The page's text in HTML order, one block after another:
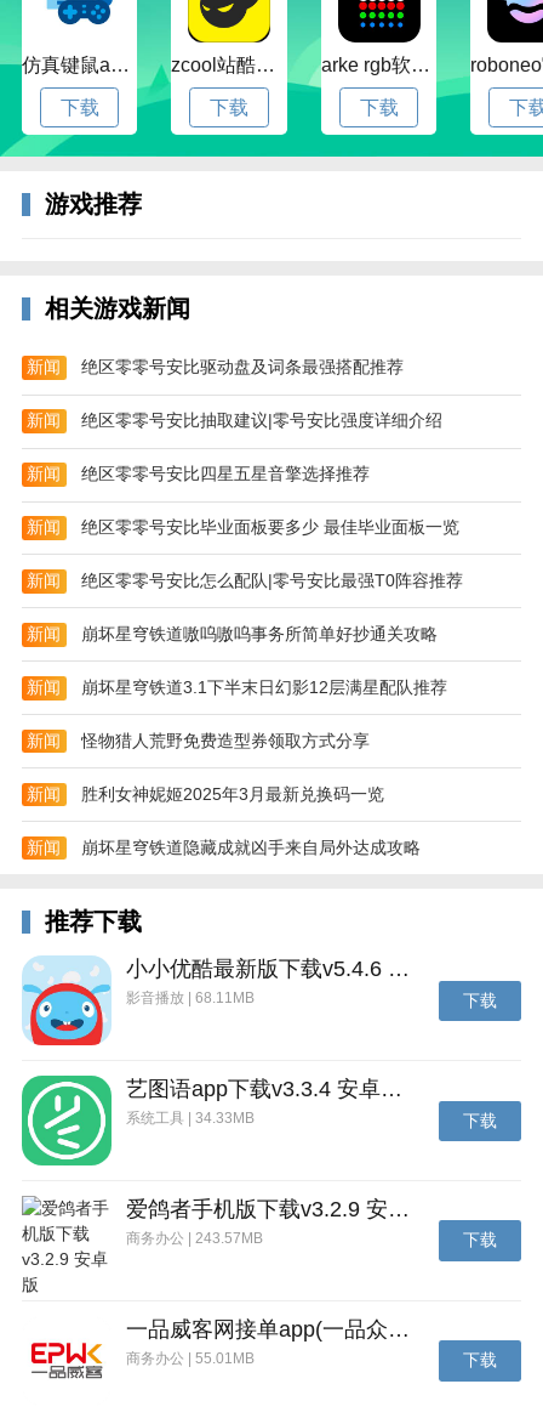
战双帕弥什国服最新版特色亮点
·绚丽科幻的画面大大的开阔了玩家们的想象力，带来
新的视觉体验。
·植入强大的电子芯片，让你的机甲美少女战士拥有无
法匹敌的战斗力。
·二次元末日题材的机甲格斗游戏，拥有着许多的美少
女角色供你选择。
·运用你的智慧，研究出计算机病毒的弱点，然后有针
·不断升级改造你的机甲战士，病毒是不断进化的，所
以你也要不断的变强。
游戏玩法
1、主线任务：
战双帕弥什的世界观非常宏大，主线剧情以及支线剧情
可以边欣赏剧情边完成任务，任务带来的经验也是非常
多的，可以帮助我们快速升级。
在副本玩法中，我们每天可以去完成限定副本，得到大
量的材料以及经验，用来养成我们的构造体小队以及提
升等级。新手玩家每天最好去完成下限定副本，有很多
之后所需要的东西。
3、战斗系统：
仿真键鼠app官方版下载v1.4.3.58 安卓最新版
下载
zcool站酷官方版下载v5.15.0 安卓最新版本
下载
arke rgb软件下载v20.0 安卓版
下载 下
游戏推荐
相关游戏新闻
新闻 绝区零零号安比驱动盘及词条最强搭配推荐
新闻 绝区零零号安比抽取建议|零号安比强度详细介绍
新闻 绝区零零号安比四星五星音擎选择推荐
新闻 绝区零零号安比毕业面板要多少 最佳毕业面板一览
新闻 绝区零零号安比怎么配队|零号安比最强T0阵容推荐
新闻 崩坏星穹铁道嗷呜嗷呜事务所简单好抄通关攻略
新闻 崩坏星穹铁道3.1下半末日幻影12层满星配队推荐
新闻 怪物猎人荒野免费造型券领取方式分享
新闻 胜利女神妮姬2025年3月最新兑换码一览
新闻 崩坏星穹铁道隐藏成就凶手来自局外达成攻略
推荐下载
小小优酷最新版下载v5.4.6 安卓官方版
影音播放 | 68.11MB 下载
艺图语app下载v3.3.4 安卓免费版
系统工具 | 34.33MB 下载
爱鸽者手机版下载v3.2.9 安卓版
商务办公 | 243.57MB 下载
一品威客网接单app(一品众包)下载v2.7.1 安卓最新版
商务办公 | 55.01MB 下载